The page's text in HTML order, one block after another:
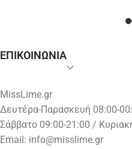
ΕΠΙΚΟΙΝΩΝΙΑ
MissLime.gr
Δευτέρα-Παρασκευή 08:00-
Σάββατο 09:00-21:00 /
Email: info@misslime.gr